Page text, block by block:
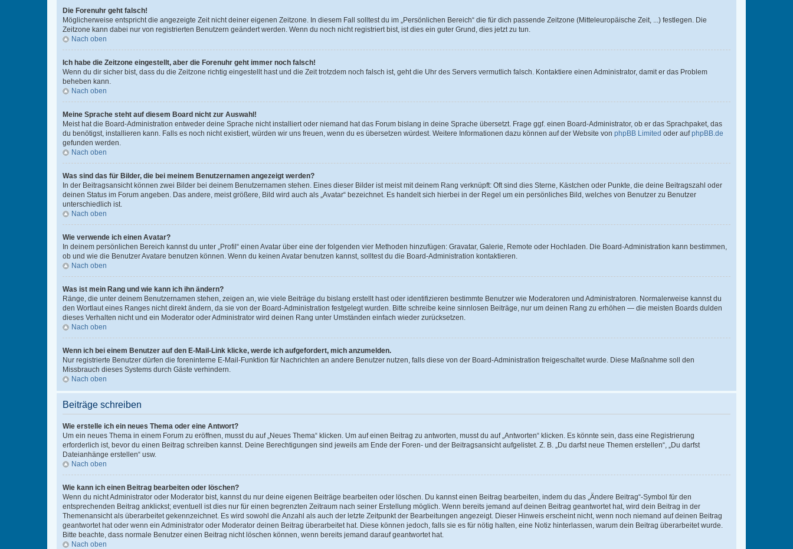
Die Forenuhr geht falsch!
Möglicherweise entspricht die angezeigte Zeit nicht deiner eigenen Zeitzone. In diesem Fall solltest du im „Persönlichen Bereich“ die für dich passende Zeitzone (Mitteleuropäische Zeit, ...) festlegen. Die
Zeitzone kann dabei nur von registrierten Benutzern geändert werden. Wenn du noch nicht registriert bist, ist dies ein guter Grund, dies jetzt zu tun.
Nach oben
Ich habe die Zeitzone eingestellt, aber die Forenuhr geht immer noch falsch!
Wenn du dir sicher bist, dass du die Zeitzone richtig eingestellt hast und die Zeit trotzdem noch falsch ist, geht die Uhr des Servers vermutlich falsch. Kontaktiere einen Administrator, damit er das Problem
beheben kann.
Nach oben
Meine Sprache steht auf diesem Board nicht zur Auswahl!
Meist hat die Board-Administration entweder deine Sprache nicht installiert oder niemand hat das Forum bislang in deine Sprache übersetzt. Frage ggf. einen Board-Administrator, ob er das Sprachpaket, das
du benötigst, installieren kann. Falls es noch nicht existiert, würden wir uns freuen, wenn du es übersetzen würdest. Weitere Informationen dazu können auf der Website von phpBB Limited oder aufphpBB.de
gefunden werden.
Nach oben
Was sind das für Bilder, die bei meinem Benutzernamen angezeigt werden?
In der Beitragsansicht können zwei Bilder bei deinem Benutzernamen stehen. Eines dieser Bilder ist meist mit deinem Rang verknüpft: Oft sind dies Sterne, Kästchen oder Punkte, die deine Beitragszahl oder
deinen Status im Forum angeben. Das andere, meist größere, Bild wird auch als „Avatar“ bezeichnet. Es handelt sich hierbei in der Regel um ein persönliches Bild, welches von Benutzer zu Benutzer
unterschiedlich ist.
Nach oben
Wie verwende ich einen Avatar?
In deinem persönlichen Bereich kannst du unter „Profil“ einen Avatar über eine der folgenden vier Methoden hinzufügen: Gravatar, Galerie, Remote oder Hochladen. Die Board-Administration kann bestimmen,
ob und wie die Benutzer Avatare benutzen können. Wenn du keinen Avatar benutzen kannst, solltest du die Board-Administration kontaktieren.
Nach oben
Was ist mein Rang und wie kann ich ihn ändern?
Ränge, die unter deinem Benutzernamen stehen, zeigen an, wie viele Beiträge du bislang erstellt hast oder identifizieren bestimmte Benutzer wie Moderatoren und Administratoren. Normalerweise kannst du
den Wortlaut eines Ranges nicht direkt ändern, da sie von der Board-Administration festgelegt wurden. Bitte schreibe keine sinnlosen Beiträge, nur um deinen Rang zu erhöhen — die meisten Boards dulden
dieses Verhalten nicht und ein Moderator oder Administrator wird deinen Rang unter Umständen einfach wieder zurücksetzen.
Nach oben
Wenn ich bei einem Benutzer auf den E-Mail-Link klicke, werde ich aufgefordert, mich anzumelden.
Nur registrierte Benutzer dürfen die foreninterne E-Mail-Funktion für Nachrichten an andere Benutzer nutzen, falls diese von der Board-Administration freigeschaltet wurde. Diese Maßnahme soll den
Missbrauch dieses Systems durch Gäste verhindern.
Nach oben
Beiträge schreiben
Wie erstelle ich ein neues Thema oder eine Antwort?
Um ein neues Thema in einem Forum zu eröffnen, musst du auf „Neues Thema“ klicken. Um auf einen Beitrag zu antworten, musst du auf „Antworten“ klicken. Es könnte sein, dass eine Registrierung
erforderlich ist, bevor du einen Beitrag schreiben kannst. Deine Berechtigungen sind jeweils am Ende der Foren- und der Beitragsansicht aufgelistet. Z. B. „Du darfst neue Themen erstellen“, „Du darfst
Dateianhänge erstellen“ usw.
Nach oben
Wie kann ich einen Beitrag bearbeiten oder löschen?
Wenn du nicht Administrator oder Moderator bist, kannst du nur deine eigenen Beiträge bearbeiten oder löschen. Du kannst einen Beitrag bearbeiten, indem du das „Ändere Beitrag“-Symbol für den
entsprechenden Beitrag anklickst; eventuell ist dies nur für einen begrenzten Zeitraum nach seiner Erstellung möglich. Wenn bereits jemand auf deinen Beitrag geantwortet hat, wird dein Beitrag in der
Themenansicht als überarbeitet gekennzeichnet. Es wird sowohl die Anzahl als auch der letzte Zeitpunkt der Bearbeitungen angezeigt. Dieser Hinweis erscheint nicht, wenn noch niemand auf deinen Beitrag
geantwortet hat oder wenn ein Administrator oder Moderator deinen Beitrag überarbeitet hat. Diese können jedoch, falls sie es für nötig halten, eine Notiz hinterlassen, warum dein Beitrag überarbeitet wurde.
Bitte beachte, dass normale Benutzer einen Beitrag nicht löschen können, wenn bereits jemand darauf geantwortet hat.
Nach oben